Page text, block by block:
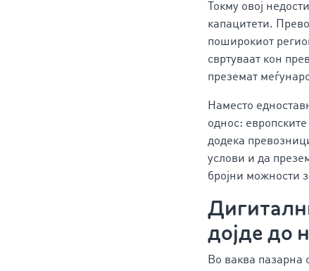
Токму овој
капацитети.
поширокиот
свртуваат кон
преземат
Наместо
однос:
додека
услови и да
бројни можности
дојде до
Во ваква пазарна